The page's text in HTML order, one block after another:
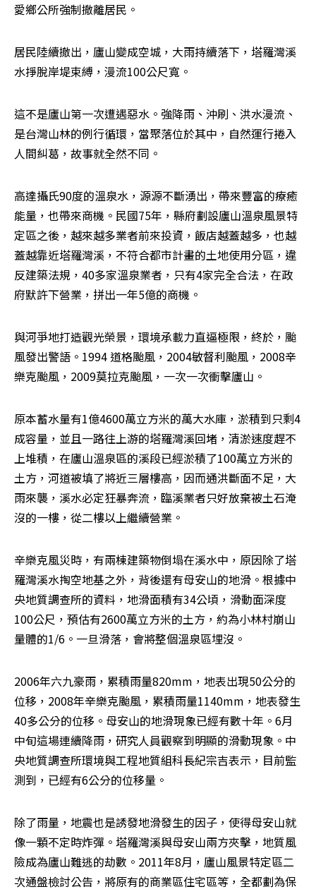
愛鄉公所強制撤離居民。
居民陸續撤出，廬山變成空城，大雨持續落下，塔羅灣溪
水掙脫岸堤束縛，漫流100公尺寬。
這不是廬山第一次遭遇惡水。強降雨、沖刷、洪水漫流、
是台灣山林的例行循環，當聚落位於其中，自然運行捲入
人間糾葛，故事就全然不同。
高達攝氏90度的溫泉水，源源不斷湧出，帶來豐富的療癒
能量，也帶來商機。民國75年，縣府劃設廬山溫泉風景特
定區之後，越來越多業者前來投資，飯店越蓋越多，也越
蓋越靠近塔羅灣溪，不符合都市計畫的土地使用分區，違
反建築法規，40多家溫泉業者，只有4家完全合法，在政
府默許下營業，拼出一年5億的商機。
與河爭地打造觀光榮景，環境承載力直逼極限，終於，颱
風發出警語。1994 道格颱風，2004敏督利颱風，2008辛
樂克颱風，2009莫拉克颱風，一次一次衝擊廬山。
原本蓄水量有1億4600萬立方米的萬大水庫，淤積到只剩4
成容量，並且一路往上游的塔羅灣溪回堵，清淤速度趕不
上堆積，在廬山溫泉區的溪段已經淤積了100萬立方米的
土方，河道被填了將近三層樓高，因而通洪斷面不足，大
雨來襲，溪水必定狂暴奔流，臨溪業者只好放棄被土石淹
沒的一樓，從二樓以上繼續營業。
辛樂克風災時，有兩棟建築物倒塌在溪水中，原因除了塔
羅灣溪水掏空地基之外，背後還有母安山的地滑。根據中
央地質調查所的資料，地滑面積有34公頃，滑動面深度
100公尺，預估有2600萬立方米的土方，約為小林村崩山
量體的1/6。一旦滑落，會將整個溫泉區埋沒。
2006年六九豪雨，累積雨量820mm，地表出現50公分的
位移，2008年辛樂克颱風，累積雨量1140mm，地表發生
40多公分的位移。母安山的地滑現象已經有數十年。6月
中旬這場連續降雨，研究人員觀察到明顯的滑動現象。中
央地質調查所環境與工程地質組科長紀宗吉表示，目前監
測到，已經有6公分的位移量。
除了雨量，地震也是誘發地滑發生的因子，使得母安山就
像一顆不定時炸彈。塔羅灣溪與母安山兩方夾擊，地質風
險成為廬山難逃的劫數。2011年8月，廬山風景特定區二
次通盤檢討公告，將原有的商業區住宅區等，全都劃為保